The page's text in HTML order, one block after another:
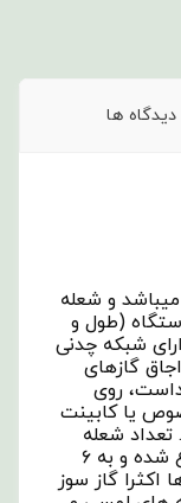
دیدگاه ها
و شعله
(طول و
شبکه چدنی
گازهای
روی
یا کابینت
شعله
های این مدل گازها از یک شعله شروع شده و به ۶
گاز سوز